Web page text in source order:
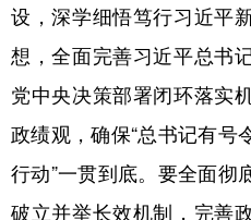
设，深学细悟笃行习近平
想，全面完善习近平总书
党中央决策部署闭环落实
政绩观，确保“总书记有号
行动”一贯到底。要全面彻
破立并举长效机制，完善